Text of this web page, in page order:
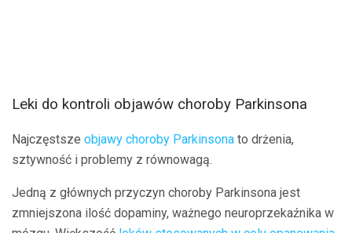
Leki do kontroli objawów choroby Parkinsona
Najczęstsze objawy choroby Parkinsona to drżenia,
sztywność i problemy z równowagą.
Jedną z głównych przyczyn choroby Parkinsona jest
zmniejszona ilość dopaminy, ważnego neuroprzekaźnika w